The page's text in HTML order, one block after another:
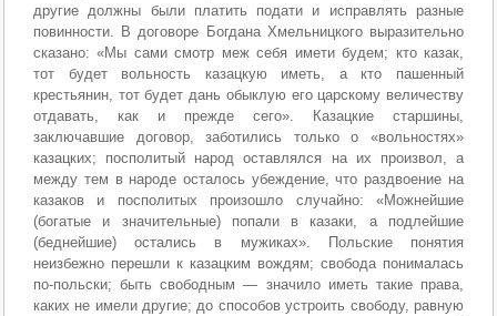
другие должны были платить подати и исправлять разные
повинности. В договоре Богдана Хмельницкого выразительно
сказано: «Мы сами смотр меж себя имети будем; кто казак,
тот будет вольность казацкую иметь, а кто пашенный
крестьянин, тот будет дань обыклую его царскому величеству
отдавать, как и прежде сего». Казацкие старшины,
заключавшие договор, заботились только о «вольностях»
казацких; посполитый народ оставлялся на их произвол, а
между тем в народе осталось убеждение, что раздвоение на
казаков и посполитых произошло случайно: «Можнейшие
(богатые и значительные) попали в казаки, а подлейшие
(беднейшие) остались в мужиках». Польские понятия
неизбежно перешли к казацким вождям; свобода понималась
по-польски; быть свободным — значило иметь такие права,
каких не имели другие; до способов устроить свободу, равную